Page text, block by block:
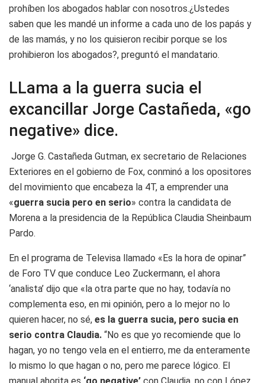
prohíben los abogados hablar con nosotros.¿Ustedes
saben que les mandé un informe a cada uno de los papás y
de las mamás, y no los quisieron recibir porque se los
prohibieron los abogados?, preguntó el mandatario.
LLama a la guerra sucia el
excancillar Jorge Castañeda, «go
negative» dice.
Jorge G. Castañeda Gutman, ex secretario de Relaciones
Exteriores en el gobierno de Fox, conminó a los opositores
del movimiento que encabeza la 4T, a emprender una
«guerra sucia pero en serio» contra la candidata de
Morena a la presidencia de la República Claudia Sheinbaum
Pardo.
En el programa de Televisa llamado «Es la hora de opinar”
de Foro TV que conduce Leo Zuckermann, el ahora
‘analista’ dijo que «la otra parte que no hay, todavía no
complementa eso, en mi opinión, pero a lo mejor no lo
quieren hacer, no sé, es la guerra sucia, pero sucia en
serio contra Claudia. “No es que yo recomiende que lo
hagan, yo no tengo vela en el entierro, me da enteramente
lo mismo lo que hagan o no, pero me parece lógico. El